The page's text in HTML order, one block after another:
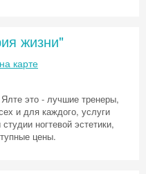
жизни"
на карте
это - лучшие тренеры,
и для каждого, услуги
ногтевой эстетики,
цены.